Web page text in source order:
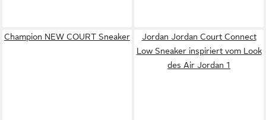
Champion NEW COURT Sneaker
Jordan Jordan Court Connect
Low Sneaker inspiriert vom Look
des Air Jordan 1